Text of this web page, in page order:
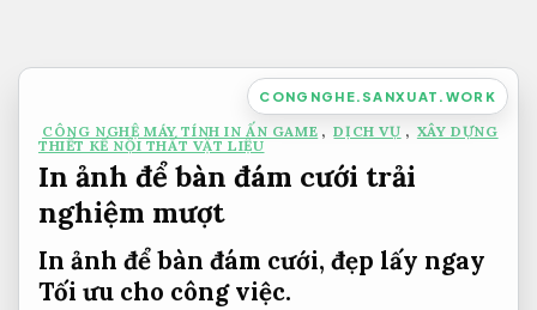
dung
CONGNGHE.SANXUAT.WORK
CÔNG NGHỆ MÁY TÍNH IN ẤN GAME , DỊCH VỤ , XÂY DỰNG
THIẾT KẾ NỘI THẤT VẬT LIỆU
In ảnh để bàn đám cưới trải
nghiệm mượt
In ảnh để bàn đám cưới, đẹp lấy ngay
Tối ưu cho công việc.